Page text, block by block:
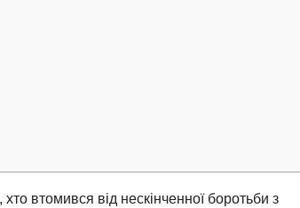
втомився від нескінченної боротьби з